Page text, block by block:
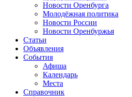
Новости Оренбурга
Молодёжная политика
Новости России
Новости Оренбуржья
Статьи
Объявления
События
Афиша
Календарь
Места
Справочник